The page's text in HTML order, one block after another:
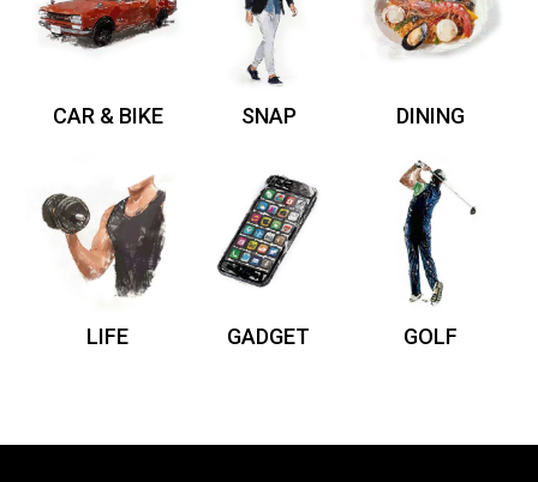
CAR & BIKE SNAP DINING
LIFE GADGET GOLF